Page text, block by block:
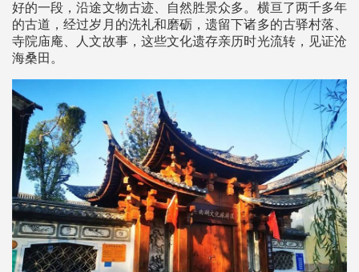
好的一段，沿途文物古迹、自然胜景众多。横亘了两千多年
的古道，经过岁月的洗礼和磨砺，遗留下诸多的古驿村落、
寺院庙庵、人文故事，这些文化遗存亲历时光流转，见证沧
海桑田。